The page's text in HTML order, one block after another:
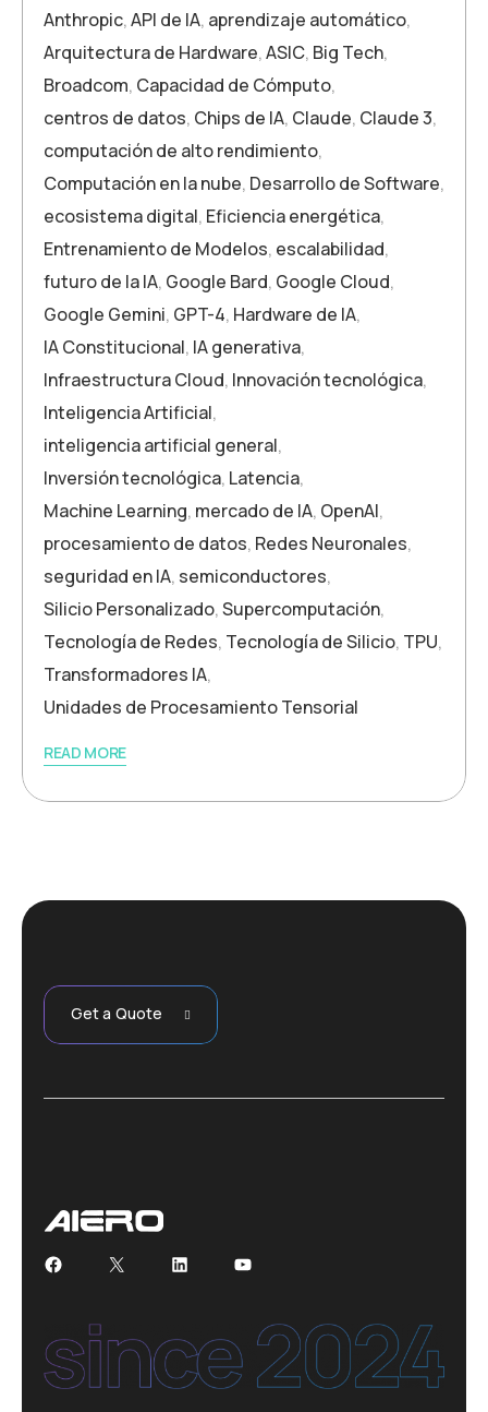
Anthropic,API de IA, aprendizaje automático,
Arquitectura de Hardware,ASIC, Big Tech,
Broadcom, Capacidad de Cómputo,
centros de datos, Chips de IA, Claude, Claude 3,
computación de alto rendimiento,
Computación en la nube, Desarrollo de Software,
ecosistema digital, Eficiencia energética,
Entrenamiento de Modelos, escalabilidad,
futuro de la IA, Google Bard, Google Cloud,
Google Gemini, GPT-4, Hardware de IA,
IA Constitucional, IA generativa,
Infraestructura Cloud, Innovación tecnológica,
Inteligencia Artificial,
inteligencia artificial general,
Inversión tecnológica, Latencia,
Machine Learning, mercado de IA, OpenAI,
procesamiento de datos, Redes Neuronales,
seguridad en IA, semiconductores,
Silicio Personalizado,Supercomputación,
Tecnología de Redes, Tecnología de Silicio, TPU,
Transformadores IA,
Unidades de Procesamiento Tensorial
READ MORE
Get a Quote
Facebook
X LinkedInYouTube